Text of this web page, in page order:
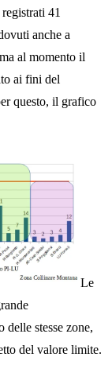
41
anche a
al momento il
ai fini del
questo, il grafico
Le
delle stesse zone,
del valore limite.